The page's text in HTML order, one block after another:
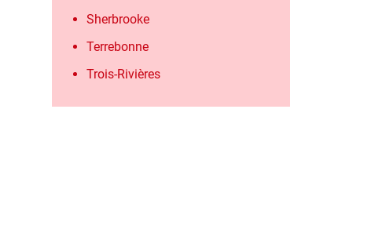
Sherbrooke
Terrebonne
Trois-Rivières